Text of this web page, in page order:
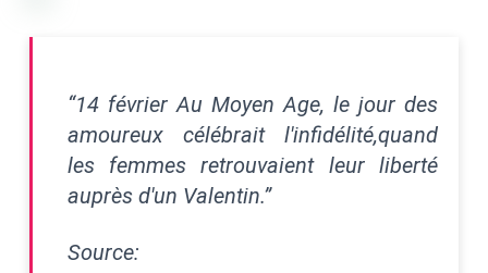
“14 février Au Moyen Age, le jour des
amoureux célébrait l'infidélité,quand
les femmes retrouvaient leur liberté
auprès d'un Valentin.”
Source: